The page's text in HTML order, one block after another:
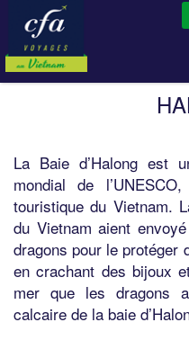
La Baie d’Halong est
mondial de
touristique du Vietnam.
du Vietnam aient
dragons pour le protéger
en crachant des bijoux
mer que les dragons
calcaire de la baie